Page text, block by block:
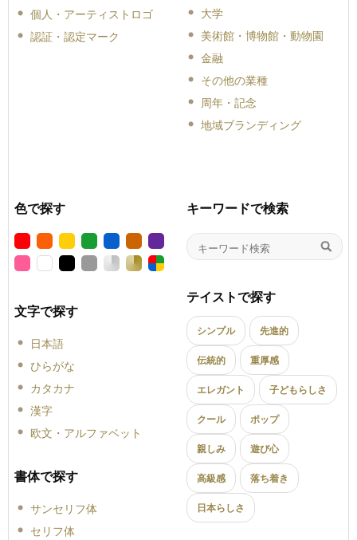
個人・アーティストロゴ
認証・認定マーク
大学
美術館・博物館・動物園
金融
その他の業種
周年・記念
地域ブランディング
色で探す
文字で探す
日本語
ひらがな
カタカナ
漢字
欧文・アルファベット
書体で探す
サンセリフ体
セリフ体
キーワードで検索
テイストで探す
シンプル 先進的
伝統的 重厚感
エレガント 子どもらしさ
クール ポップ
親しみ 遊び心
高級感 落ち着き
日本らしさ